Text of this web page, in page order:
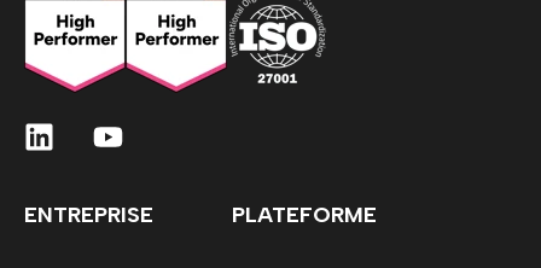
ENTREPRISE PLATEFORME